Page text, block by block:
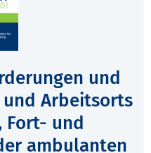
und
und Arbeitsorts
Fort- und
ambulanten